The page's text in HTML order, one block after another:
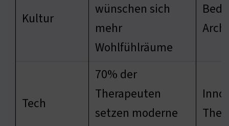
Kultur
wünschen sich
mehr
Wohlfühlräume
Tech
70% der
Therapeuten
setzen moderne